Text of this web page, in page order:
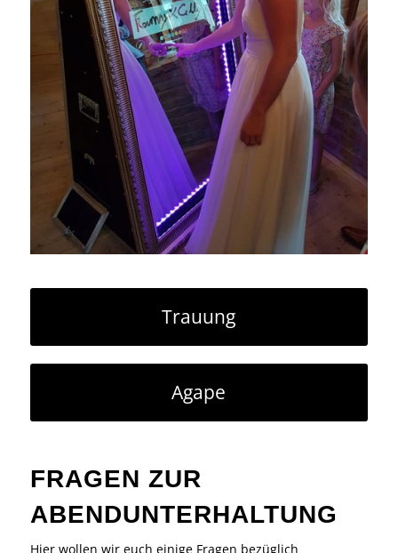
Trauung
Agape
FRAGEN ZUR
ABENDUNTERHALTUNG
Hier wollen wir euch einige Fragen bezüglich